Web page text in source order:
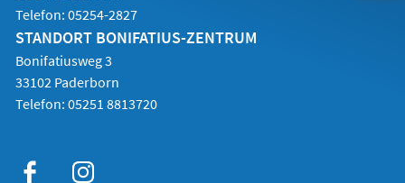
Telefon: 05254-2827
STANDORT BONIFATIUS-ZENTRUM
Bonifatiusweg 3
33102 Paderborn
Telefon: 05251 8813720